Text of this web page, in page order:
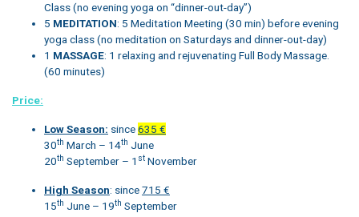
Class (no evening yoga on “dinner-out-day”)
5 MEDITATION: 5 Meditation Meeting (30 min) before evening
yoga class (no meditation on Saturdays and dinner-out-day)
1 MASSAGE: 1 relaxing and rejuvenating Full Body Massage.
(60 minutes)
Price:
Low Season: since635 €
30th March – 14th June
20th September – 1 st November
High Season: since715 €
15th June – 19th September